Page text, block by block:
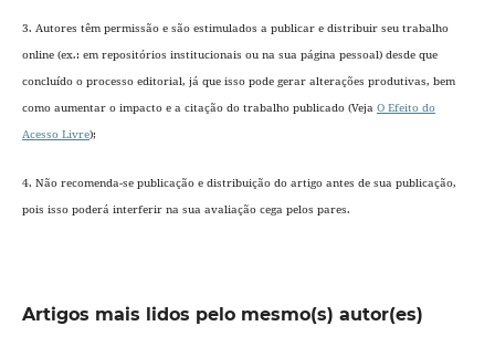
3. Autores têm permissão e são estimulados a publicar e distribuir seu trabalho
online (ex.: em repositórios institucionais ou na sua página pessoal) desde que
concluído o processo editorial, já que isso pode gerar alterações produtivas, bem
como aumentar o impacto e a citação do trabalho publicado (Veja O Efeito do
Acesso Livre);
4. Não recomenda-se publicação e distribuição do artigo antes de sua publicação,
pois isso poderá interferir na sua avaliação cega pelos pares.
Artigos mais lidos pelo mesmo(s) autor(es)